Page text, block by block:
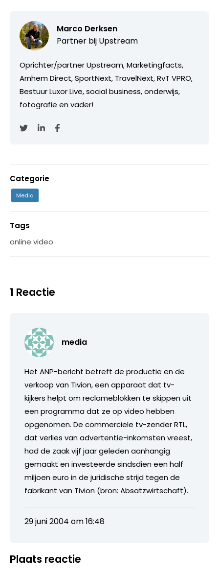
Marco Derksen
Partner bij Upstream
Oprichter/partner Upstream, Marketingfacts,
Arnhem Direct, SportNext, TravelNext, RvT VPRO,
Bestuur Luxor Live, social business, onderwijs,
fotografie en vader!
Categorie
Media
Tags
online video
1 Reactie
media
Het ANP-bericht betreft de productie en de
verkoop van Tivion, een apparaat dat tv-
kijkers helpt om reclameblokken te skippen uit
een programma dat ze op video hebben
opgenomen. De commerciele tv-zender RTL,
dat verlies van advertentie-inkomsten vreest,
had de zaak vijf jaar geleden aanhangig
gemaakt en investeerde sindsdien een half
miljoen euro in de juridische strijd tegen de
fabrikant van Tivion (bron: Absatzwirtschaft).
29 juni 2004 om 16:48
Plaats reactie